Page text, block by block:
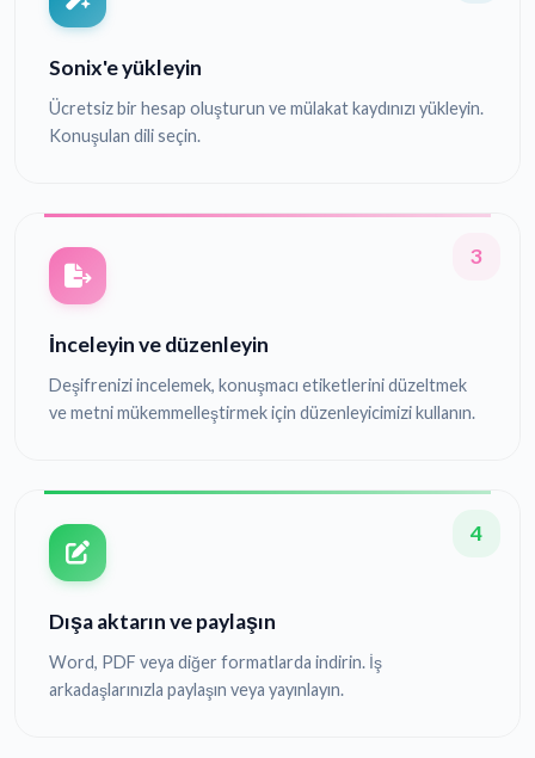
Sonix'e yükleyin
Ücretsiz bir hesap oluşturun ve mülakat kaydınızı yükleyin.
Konuşulan dili seçin.
3
İnceleyin ve düzenleyin
Deşifrenizi incelemek, konuşmacı etiketlerini düzeltmek
ve metni mükemmelleştirmek için düzenleyicimizi kullanın.
4
Dışa aktarın ve paylaşın
Word, PDF veya diğer formatlarda indirin. İş
arkadaşlarınızla paylaşın veya yayınlayın.